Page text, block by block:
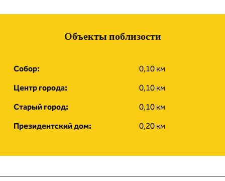
Объекты поблизости
Собор:
0,10 км
Центр города:
0,10 км
Старый город:
0,10 км
Президентский дом:
0,20 км